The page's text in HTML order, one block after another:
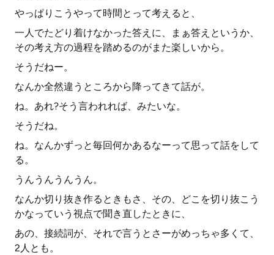
やっぱりこうやって時間とって考えると、
一人でたどり着けなかった答えに、まぁ答えというか、
その考え方の過程を踏めるのがまた楽しいから。
そうだねー。
なんか全然違うところから降ってきて話が。
ね。あれ?そう言われれば、みたいな。
そうだね。
ね。なんかずっと毎回何かあるなーって思って話をして
る。
うんうんうんうん。
なんか切り抜き作るときもさ、その、どこを切り抜こう
かなっていう視点で聞き直したときに、
あの、接続詞が、それで言うとさーがめっちゃ多くて、
2人とも。